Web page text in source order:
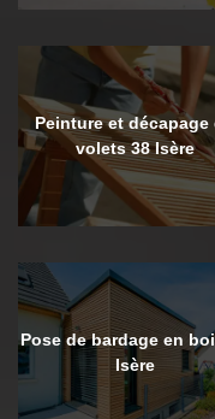
Peinture et décapage
volets 38 Isère
Pose de bardage en
Isère